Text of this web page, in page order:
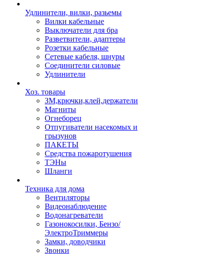
Удлинители, вилки, разьемы
Вилки кабельные
Выключатели для бра
Разветвители, адаптеры
Розетки кабельные
Сетевые кабеля, шнуры
Соединители силовые
Удлинители
Хоз. товары
ЗМ,крючки,клей,держатели
Магниты
Огнеборец
Отпугиватели насекомых и
грызунов
ПАКЕТЫ
Средства пожаротушения
ТЭНы
Шланги
Техника для дома
Вентиляторы
Видеонаблюдение
Водонагреватели
Газонокосилки, Бензо/
ЭлектроТриммеры
Замки, доводчики
Звонки